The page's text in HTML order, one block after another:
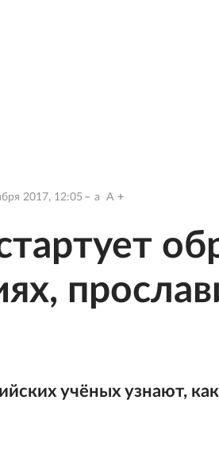
2017, 12:05 a A
учёных узнают,